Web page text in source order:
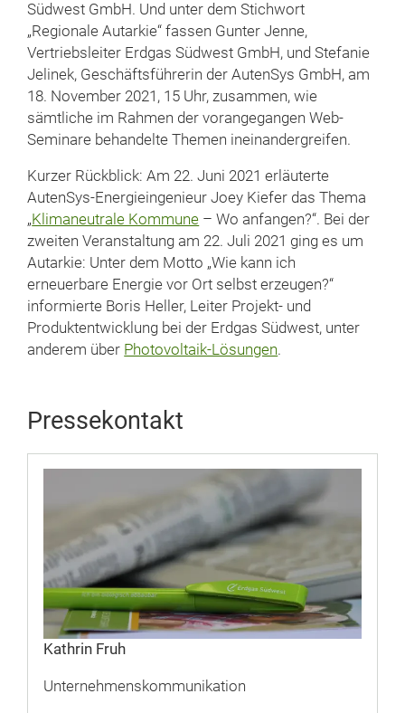
Südwest GmbH. Und unter dem Stichwort
„Regionale Autarkie“ fassen Gunter Jenne,
Vertriebsleiter Erdgas Südwest GmbH, und Stefanie
Jelinek, Geschäftsführerin der AutenSys GmbH, am
18. November 2021, 15 Uhr, zusammen, wie
sämtliche im Rahmen der vorangegangen Web-
Seminare behandelte Themen ineinandergreifen.
Kurzer Rückblick: Am 22. Juni 2021 erläuterte
AutenSys-Energieingenieur Joey Kiefer das Thema
„Klimaneutrale Kommune – Wo anfangen?“. Bei der
zweiten Veranstaltung am 22. Juli 2021 ging es um
Autarkie: Unter dem Motto „Wie kann ich
erneuerbare Energie vor Ort selbst erzeugen?“
informierte Boris Heller, Leiter Projekt- und
Produktentwicklung bei der Erdgas Südwest, unter
anderem über Photovoltaik-Lösungen.
Pressekontakt
Kathrin Fruh
Unternehmenskommunikation